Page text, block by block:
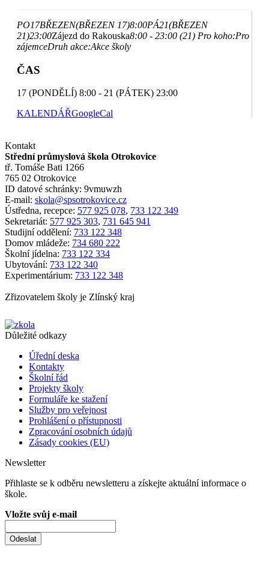
PO17BŘEZEN(BŘEZEN 17)8:00PÁ21(BŘEZEN
21)23:00Zájezd do Rakouska8:00 - 23:00 (21) Pro koho:Pro
zájemceDruh akce:Akce školy
ČAS
17 (PONDĚLÍ) 8:00 - 21 (PÁTEK) 23:00
KALENDÁŘGoogleCal
Kontakt
Střední průmyslová škola Otrokovice
tř. Tomáše Bati 1266
765 02 Otrokovice
ID datové schránky: 9vmuwzh
E-mail: skola@spsotrokovice.cz
Ústředna, recepce: 577 925 078, 733 122 349
Sekretariát: 577 925 303, 731 645 941
Studijní oddělení: 733 122 348
Domov mládeže: 734 680 222
Školní jídelna: 733 122 334
Ubytování: 733 122 340
Experimentárium: 733 122 348
Zřizovatelem školy je Zlínský kraj
Důležité odkazy
Úřední deska
Kontakty
Školní řád
Projekty školy
Formuláře ke stažení
Služby pro veřejnost
Prohlášení o přístupnosti
Zpracování osobních údajů
Zásady cookies (EU)
Newsletter
Přihlaste se k odběru newsletteru a získejte aktuální informace o
škole.
Vložte svůj e-mail
Odeslat